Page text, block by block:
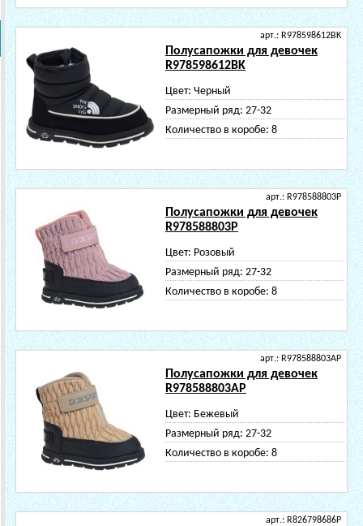
арт.: R978598612BK
Полусапожки для девочек
R978598612BK
Цвет: Черный
Размерный ряд: 27-32
Количество в коробе: 8
арт.: R978588803P
Полусапожки для девочек
R978588803P
Цвет: Розовый
Размерный ряд: 27-32
Количество в коробе: 8
арт.: R978588803AP
Полусапожки для девочек
R978588803AP
Цвет: Бежевый
Размерный ряд: 27-32
Количество в коробе: 8
арт.: R826798686P